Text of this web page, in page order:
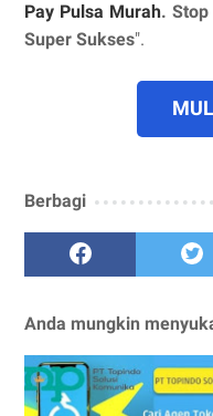
Pay Pulsa Murah. Stop
Super Sukses".
Berbagi
Anda mungkin